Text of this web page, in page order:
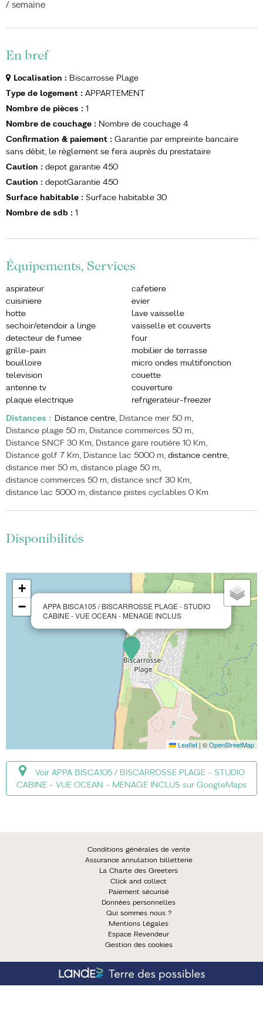
/ semaine
En bref
Localisation : Biscarrosse Plage
Type de logement : APPARTEMENT
Nombre de pièces : 1
Nombre de couchage : Nombre de couchage 4
Confirmation & paiement : Garantie par empreinte bancaire
sans débit, le règlement se fera auprès du prestataire
Caution : depot garantie 450
Caution : depotGarantie 450
Surface habitable : Surface habitable 30
Nombre de sdb : 1
Équipements, Services
aspirateur
cafetiere
cuisiniere
evier
hotte
lave vaisselle
sechoir/etendoir a linge
vaisselle et couverts
detecteur de fumee
four
grille-pain
mobilier de terrasse
bouilloire
micro ondes multifonction
television
couette
antenne tv
couverture
plaque electrique
refrigerateur-freezer
Distances : Distance centre Distance mer 50 m
Distance plage 50 m Distance commerces 50 m
Distance SNCF 30 Km Distance gare routière 10 Km
Distance golf 7 Km Distance lac 5000 m distance centre
distance mer 50 m distance plage 50 m
distance commerces 50 m distance sncf 30 Km
distance lac 5000 m distance pistes cyclables 0 Km
Disponibilités
APPA BISCA105 / BISCARROSSE PLAGE - STUDIO
CABINE - VUE OCEAN - MENAGE INCLUS
+
−
Leaflet | ©OpenStreetMap
Voir APPA BISCA105 / BISCARROSSE PLAGE - STUDIO
CABINE - VUE OCEAN - MENAGE INCLUS sur GoogleMaps
Conditions générales de vente
Assurance annulation billetterie
La Charte des Greeters
Click and collect
Paiement sécurisé
Données personnelles
Qui sommes nous ?
Mentions Légales
Espace Revendeur
Gestion des cookies